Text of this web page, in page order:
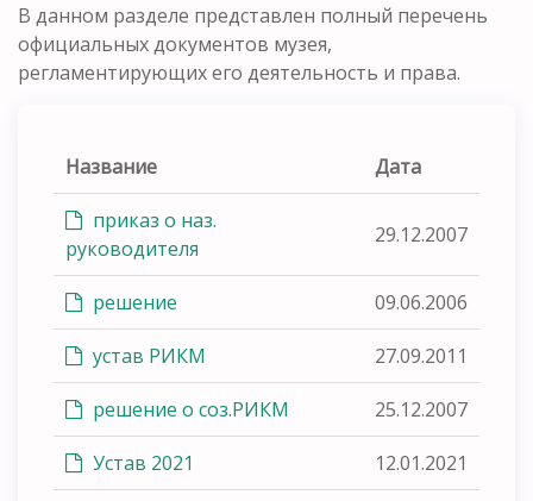
В данном разделе представлен полный перечень
официальных документов музея,
регламентирующих его деятельность и права.
Название Дата
приказ о наз.
руководителя
29.12.2007
решение 09.06.2006
устав РИКМ 27.09.2011
решение о соз.РИКМ 25.12.2007
Устав 2021 12.01.2021